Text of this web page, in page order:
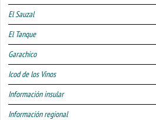
El Sauzal
El Tanque
Garachico
Icod de los Vinos
Información insular
Información regional